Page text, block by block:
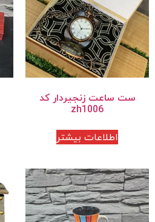
ست ساعت زنجیردار کد
zh1006
اطلاعات بیشتر